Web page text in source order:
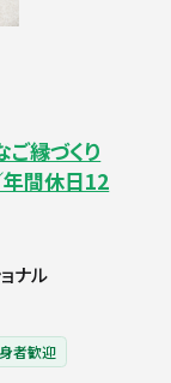
ご縁づくり
年間休日12
ナル
者歓迎